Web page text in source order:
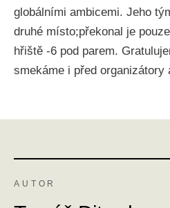
globálními ambicemi. Jeho
druhé místo;překonal je
hřiště -6 pod parem.
smekáme i před organizátory
AUTOR